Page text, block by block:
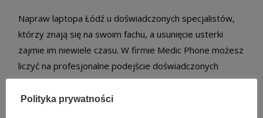
Napraw laptopa Łódź u doświadczonych specjalistów,
którzy znają się na swoim fachu, a usunięcie usterki
zajmie im niewiele czasu. W firmie Medic Phone możesz
liczyć na profesjonalne podejście doświadczonych
ekspertów, a także na możliwość skorzystania z bardzo
konkurencyjnych cen.
Polityka prywatności